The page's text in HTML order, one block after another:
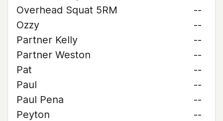
Overhead Squat 5RM
--
Ozzy
--
Partner Kelly
--
Partner Weston
--
Pat
--
Paul
--
Paul Pena
--
Peyton
--